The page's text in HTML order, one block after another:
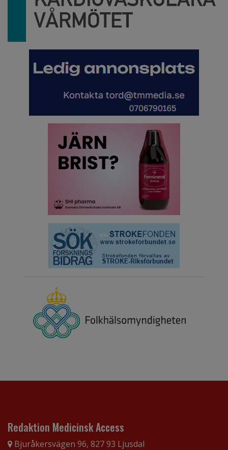
Redaktion Medicinsk Access
Bjuråkersvägen 96, 827 93 Ljusdal